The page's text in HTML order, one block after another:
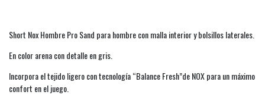
Short Nox Hombre Pro Sand para hombre con malla interior y bolsillos laterales.
En color arena con detalle en gris.
Incorpora el tejido ligero con tecnología “Balance Fresh”de NOX para un máximo
confort en el juego.